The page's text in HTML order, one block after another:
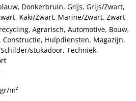
Donkerbruin, Grijs, Grijs/Zwart,
Kaki/Zwart, Marine/Zwart, Zwart
Agrarisch, Automotive, Bouw,
Constructie, Hulpdiensten, Magazijn,
stukadoor, Techniek,
m²